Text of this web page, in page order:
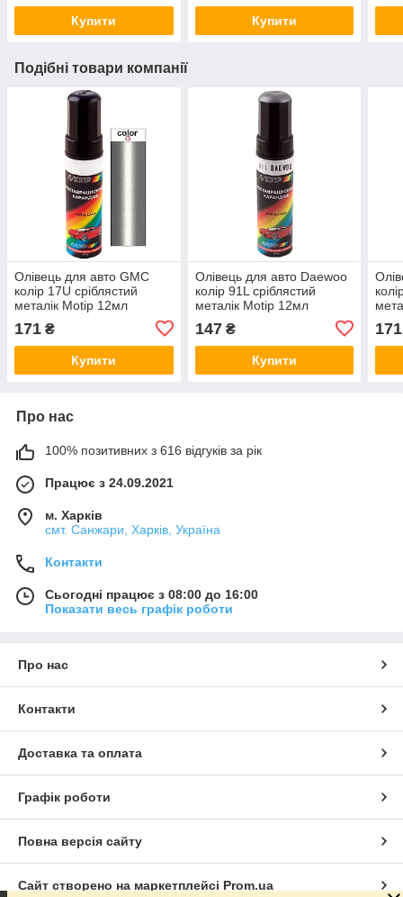
Купити Купити
Подібні товари компанії
Олівець для авто GMC
колір 17U сріблястий
металік Motip 12мл
171 ₴
Купити
Олівець для авто Daewoo
колір 91L сріблястий
металік Motip 12мл
147₴
Купити
171
Про нас
100% позитивних з 616 відгуків за рік
Працює з 24.09.2021
м. Харків
смт. Санжари, Харків, Україна
Контакти
Сьогодні працює з 08:00 до 16:00
Показати весь графік роботи
Про нас
Контакти
Доставка та оплата
Графік роботи
Повна версія сайту
Сайт створено на маркетплейсі Prom.ua